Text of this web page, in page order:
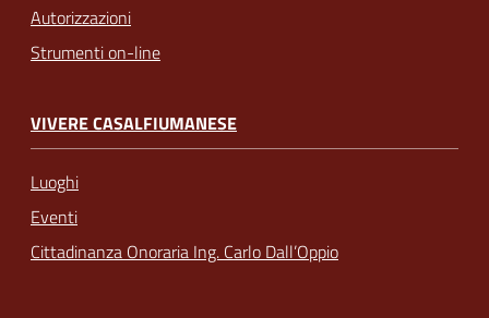
Autorizzazioni
Strumenti on-line
VIVERE CASALFIUMANESE
Luoghi
Eventi
Cittadinanza Onoraria Ing. Carlo Dall’Oppio